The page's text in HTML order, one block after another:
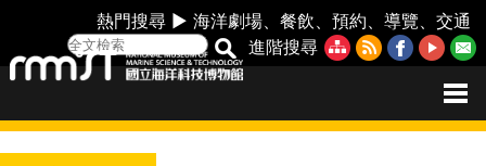
熱門搜尋 ►海洋劇場 、餐飲 、預約 、導覽 、交通
進階搜尋